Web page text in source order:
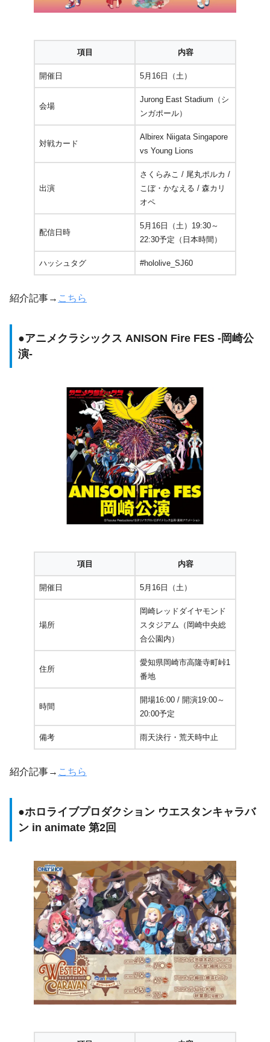
項目 内容
開催日 5月16日（土）
会場
Jurong East Stadium（シ
ンガポール）
対戦カード
Albirex Niigata Singapore
vs Young Lions
出演
さくらみこ / 尾丸ポルカ /
こぼ・かなえる / 森カリ
オペ
配信日時
5月16日（土）19:30～
22:30予定（日本時間）
ハッシュタグ #hololive_SJ60
紹介記事→ こちら
●アニメクラシックス ANISON Fire FES -岡崎公
演-
項目 内容
開催日 5月16日（土）
場所
岡崎レッドダイヤモンド
スタジアム（岡崎中央総
合公園内）
住所
愛知県岡崎市高隆寺町峠1
番地
時間
開場16:00 / 開演19:00～
20:00予定
備考 雨天決行・荒天時中止
紹介記事→ こちら
●ホロライブプロダクション ウエスタンキャラバ
ン in animate 第2回